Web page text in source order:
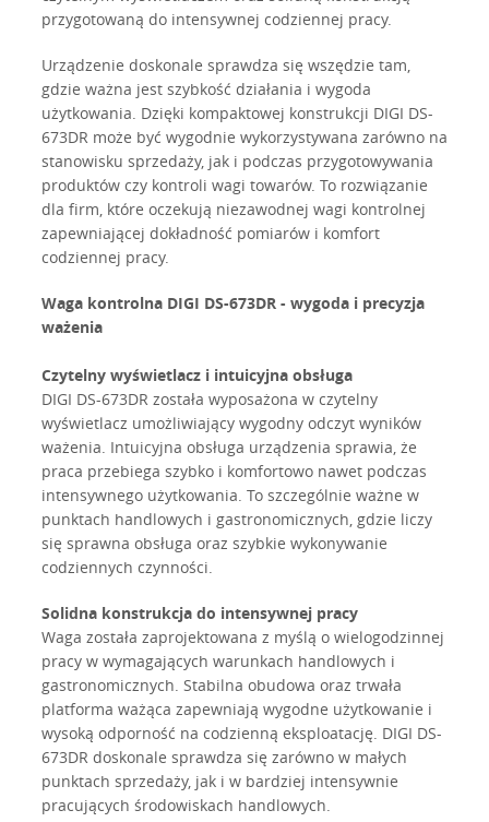
przygotowaną do intensywnej codziennej pracy.
Urządzenie doskonale sprawdza się wszędzie tam,
gdzie ważna jest szybkość działania i wygoda
użytkowania. Dzięki kompaktowej konstrukcji DIGI DS-
673DR może być wygodnie wykorzystywana zarówno na
stanowisku sprzedaży, jak i podczas przygotowywania
produktów czy kontroli wagi towarów. To rozwiązanie
dla firm, które oczekują niezawodnej wagi kontrolnej
zapewniającej dokładność pomiarów i komfort
codziennej pracy.
Waga kontrolna DIGI DS-673DR - wygoda i precyzja
ważenia
Czytelny wyświetlacz i intuicyjna obsługa
DIGI DS-673DR została wyposażona w czytelny
wyświetlacz umożliwiający wygodny odczyt wyników
ważenia. Intuicyjna obsługa urządzenia sprawia, że
praca przebiega szybko i komfortowo nawet podczas
intensywnego użytkowania. To szczególnie ważne w
punktach handlowych i gastronomicznych, gdzie liczy
się sprawna obsługa oraz szybkie wykonywanie
codziennych czynności.
Solidna konstrukcja do intensywnej pracy
Waga została zaprojektowana z myślą o wielogodzinnej
pracy w wymagających warunkach handlowych i
gastronomicznych. Stabilna obudowa oraz trwała
platforma ważąca zapewniają wygodne użytkowanie i
wysoką odporność na codzienną eksploatację. DIGI DS-
673DR doskonale sprawdza się zarówno w małych
punktach sprzedaży, jak i w bardziej intensywnie
pracujących środowiskach handlowych.